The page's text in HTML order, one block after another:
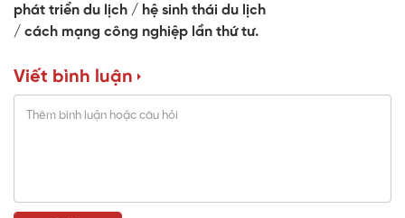
phát triển du lịch
hệ sinh thái du lịch
cách mạng công nghiệp lần thứ tư.
Viết bình luận